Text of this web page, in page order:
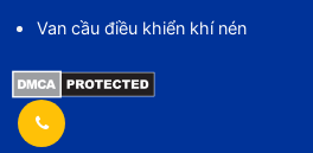
Van cầu điều khiển khí nén